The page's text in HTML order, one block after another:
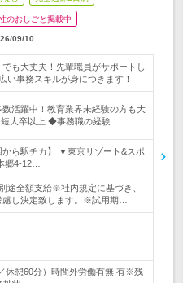
のおしごと掲載中
09/10
も大丈夫！先輩職員がサポートし
い事務スキルが身につきます！
活躍中！教育業界未経験の方も大
大卒以上 ◆事務職の経験
から駅チカ】 ▼東京リゾート&スポ
郷4-12…
途全額支給※社内規定に基づき、
し決定致します。※試用期…
休憩60分）時間外労働有無:有※残